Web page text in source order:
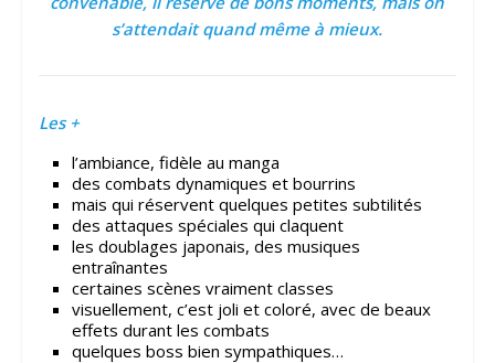
s’attendait quand même à mieux.
Les +
l’ambiance, fidèle au manga
des combats dynamiques et bourrins
mais qui réservent quelques petites subtilités
des attaques spéciales qui claquent
les doublages japonais, des musiques
entraînantes
certaines scènes vraiment classes
visuellement, c’est joli et coloré, avec de beaux
effets durant les combats
quelques boss bien sympathiques…